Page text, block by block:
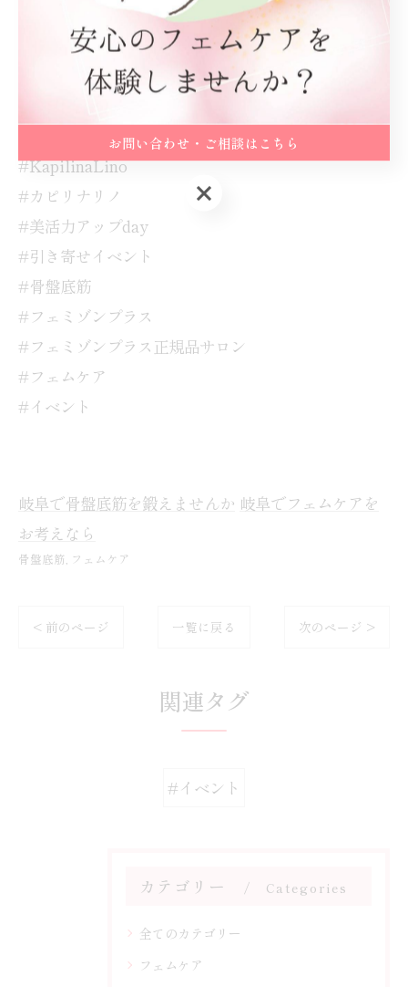
menu の詳細はチラシをご覧ください。
美活力のスペシャリスト達が、皆様とお会いできるこ
#KapilinaLino
#カピリナリノ
#美活力アップday
#引き寄せイベント
#骨盤底筋
#フェミゾンプラス
#フェミゾンプラス正規品サロン
#フェムケア
#イベント
岐阜で骨盤底筋を鍛えませんか 岐阜でフェムケアを
お考えなら
骨盤底筋 フェムケア
< 前のページ 一覧に戻る 次のページ >
関連タグ
#イベント
カテゴリー Categories
全てのカテゴリー
フェムケア
お問い合わせ・ご相談はこちら
お問い合わせ・ご相談はこちら